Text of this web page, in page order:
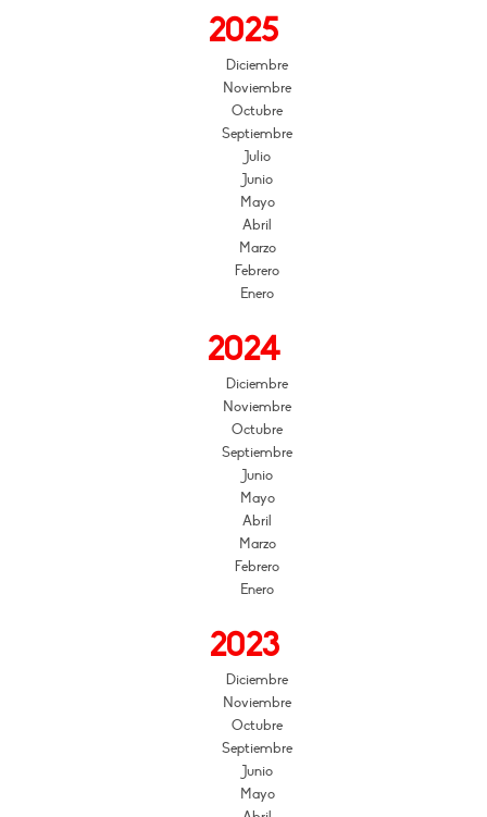
2025
Diciembre
Noviembre
Octubre
Septiembre
Julio
Junio
Mayo
Abril
Marzo
Febrero
Enero
2024
Diciembre
Noviembre
Octubre
Septiembre
Junio
Mayo
Abril
Marzo
Febrero
Enero
2023
Diciembre
Noviembre
Octubre
Septiembre
Junio
Mayo